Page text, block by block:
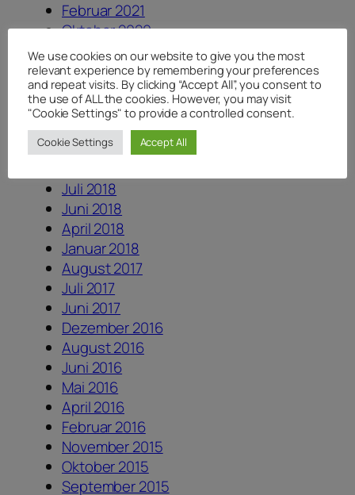
Februar 2021
Oktober 2020
September 2020
Juli 2020
Juni 2020
Mai 2020
April 2020
August 2019
Juli 2018
Juni 2018
April 2018
Januar 2018
August 2017
Juli 2017
Juni 2017
Dezember 2016
August 2016
Juni 2016
Mai 2016
April 2016
Februar 2016
November 2015
Oktober 2015
September 2015
We use cookies on our website to give you the most
relevant experience by remembering your preferences
and repeat visits. By clicking “Accept All”, you consent to
the use of ALL the cookies. However, you may visit
"Cookie Settings" to provide a controlled consent.
Cookie Settings Accept All